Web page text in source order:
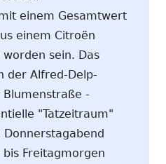
einem Gesamtwert
einem Citroën
sein. Das
der Alfred-Delp-
-
"Tatzeitraum"
Freitagmorgen